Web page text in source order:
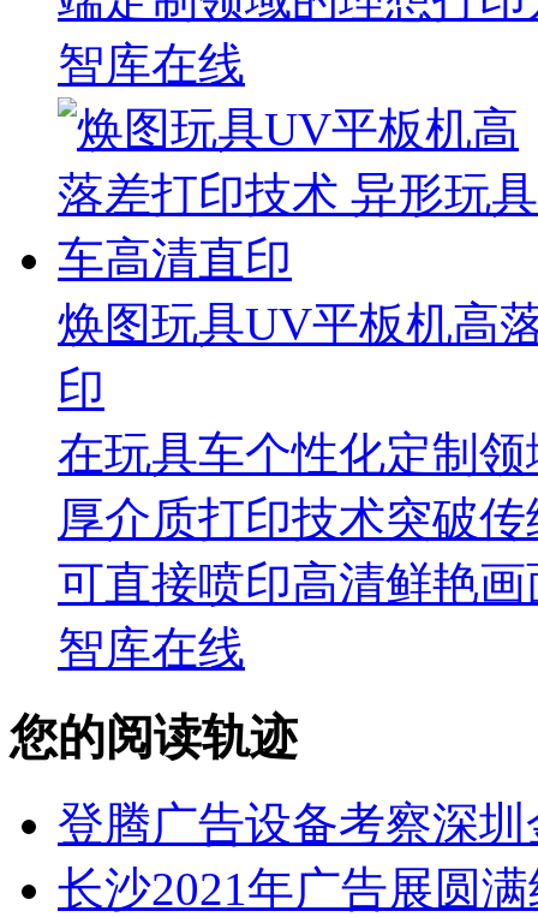
智库在线
焕图玩具UV平板机高
印
在玩具车个性化定制
厚介质打印技术突破
可直接喷印高清鲜艳画
智库在线
您的阅读轨迹
登腾广告设备考察深
长沙2021年广告展圆